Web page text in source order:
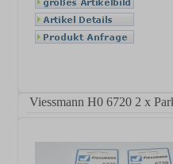
Viessmann H0 6720 2 x